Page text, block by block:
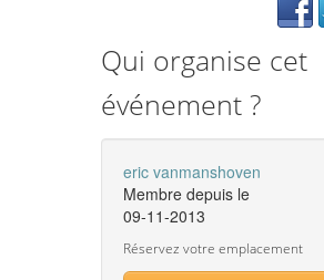
Qui organise cet
événement ?
eric vanmanshoven
Membre depuis le
09-11-2013
Réservez votre emplacement